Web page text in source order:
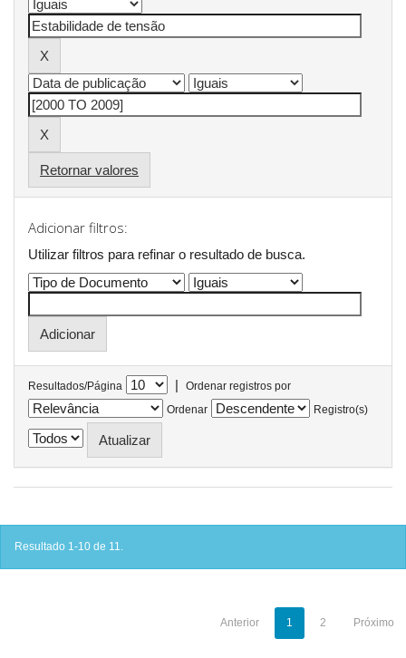
Retornar valores
Adicionar filtros:
Utilizar filtros para refinar o resultado de busca.
Resultados/Página |
Ordenar registros por
Ordenar
Registro(s)
Resultado 1-10 de 11.
Anterior 1 2 Próximo